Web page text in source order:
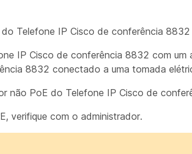
Telefone IP Cisco de conferência 8832
IP Cisco de conferência 8832 com um
8832 conectado a uma tomada
não PoE do Telefone IP Cisco de
verifique com o administrador.